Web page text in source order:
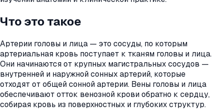
Что это такое
Артерии головы и лица — это сосуды, по которым
артериальная кровь поступает к тканям головы и лица.
Они начинаются от крупных магистральных сосудов —
внутренней и наружной сонных артерий, которые
отходят от общей сонной артерии. Вены головы и лица
обеспечивают отток венозной крови обратно к сердцу,
собирая кровь из поверхностных и глубоких структур.